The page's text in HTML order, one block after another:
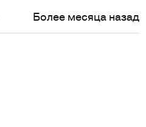
Более месяца назад